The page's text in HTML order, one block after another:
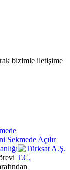
bizimle iletişime
Sekmede Açılır
T.C.